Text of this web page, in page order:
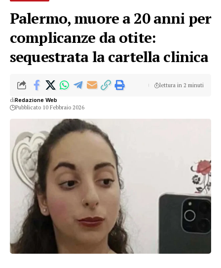
Palermo, muore a 20 anni per
complicanze da otite:
sequestrata la cartella clinica
diRedazione Web
Pubblicato 10 Febbraio 2026
lettura in 2 minuti